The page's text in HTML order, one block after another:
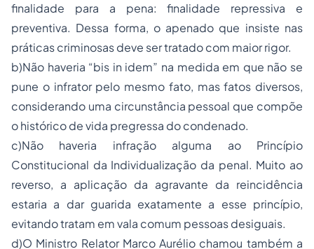
finalidade para a pena: finalidade repressiva e
preventiva. Dessa forma, o apenado que insiste nas
práticas criminosas deve ser tratado com maior rigor.
b)Não haveria “bis in idem” na medida em que não se
pune o infrator pelo mesmo fato, mas fatos diversos,
considerando uma circunstância pessoal que compõe
o histórico de vida pregressa do condenado.
c)Não haveria infração alguma ao Princípio
Constitucional da Individualização da penal. Muito ao
reverso, a aplicação da agravante da reincidência
estaria a dar guarida exatamente a esse princípio,
evitando tratam em vala comum pessoas desiguais.
d)O Ministro Relator Marco Aurélio chamou também a